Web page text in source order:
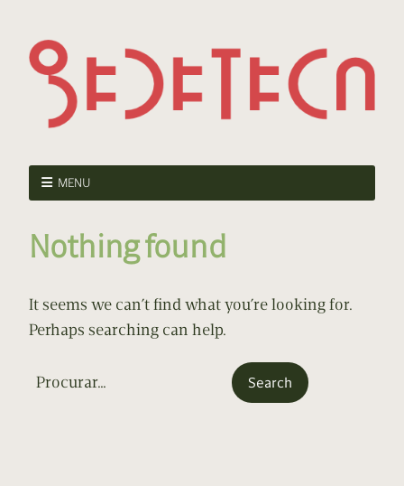
MENU
Nothing found
It seems we can’t find what you’re looking for.
Perhaps searching can help.